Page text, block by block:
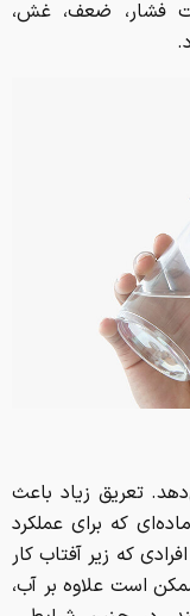
فشار، ضعف، غش،
تعریق زیاد باعث
که برای عملکرد
که زیر آفتاب کار
است علاوه بر آب،